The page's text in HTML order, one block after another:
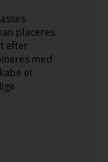
placeres
efter
med
et